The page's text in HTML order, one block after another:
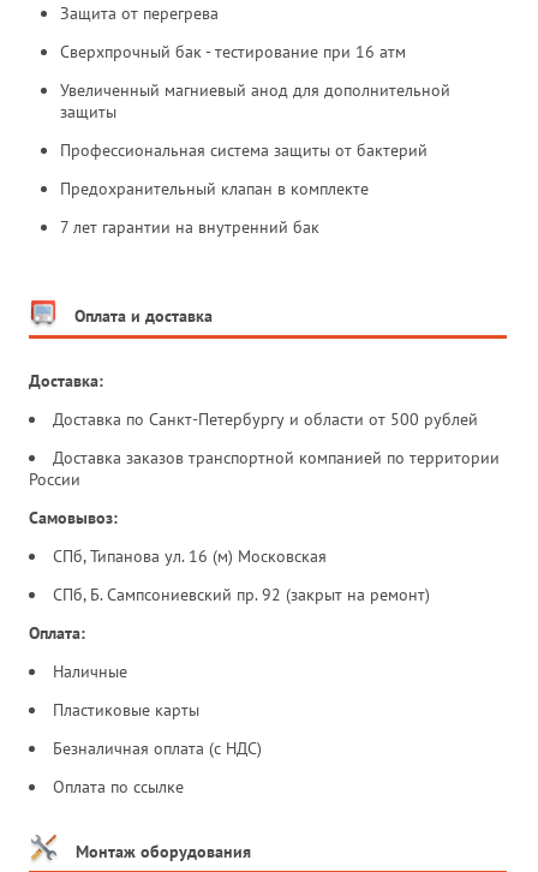
Защита от перегрева
Сверхпрочный бак - тестирование при 16 атм
Увеличенный магниевый анод для дополнительной
защиты
Профессиональная система защиты от бактерий
Предохранительный клапан в комплекте
7 лет гарантии на внутренний бак
Оплата и доставка
Доставка:
Доставка по Санкт-Петербургу и области от 500 рублей
Доставка заказов транспортной компанией по территории
России
Самовывоз:
СПб, Типанова ул. 16 (м) Московская
СПб, Б. Сампсониевский пр. 92 (закрыт на ремонт)
Оплата:
Наличные
Пластиковые карты
Безналичная оплата (с НДС)
Оплата по ссылке
Монтаж оборудования